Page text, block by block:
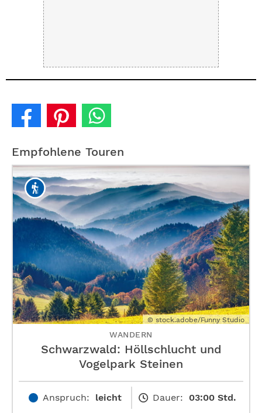
Empfohlene Touren
© stock.adobe/Funny Studio
WANDERN
Schwarzwald: Höllschlucht und
Vogelpark Steinen
Anspruch: leicht Dauer: 03:00 Std.